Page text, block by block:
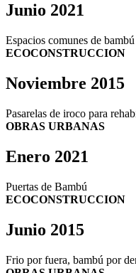
Junio 2021
Espacios comunes de
ECOCONSTRUCCION
Noviembre 2015
Pasarelas de iroco para
OBRAS URBANAS
Enero 2021
Puertas de Bambú
ECOCONSTRUCCION
Junio 2015
Frio por fuera, bambú por